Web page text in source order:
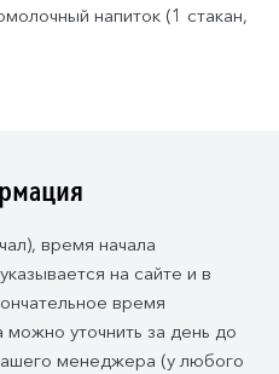
напиток (1 стакан,
время начала
на сайте и в
время
можно уточнить за день до
менеджера (у любого